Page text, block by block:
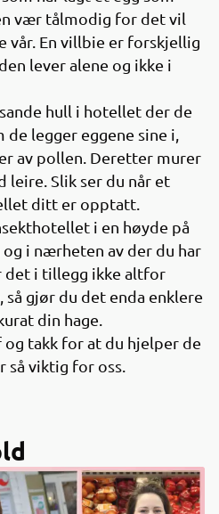
vær tålmodig for det vil
vår. En villbie er forskjellig
lever alene og ikke i
hull i hotellet der de
de legger eggene sine i,
av pollen. Deretter murer
leire. Slik ser du når et
ditt er opptatt.
i en høyde på
og i nærheten av der du har
i tillegg ikke altfor
gjør du det enda enklere
din hage.
takk for at du hjelper de
så viktig for oss.